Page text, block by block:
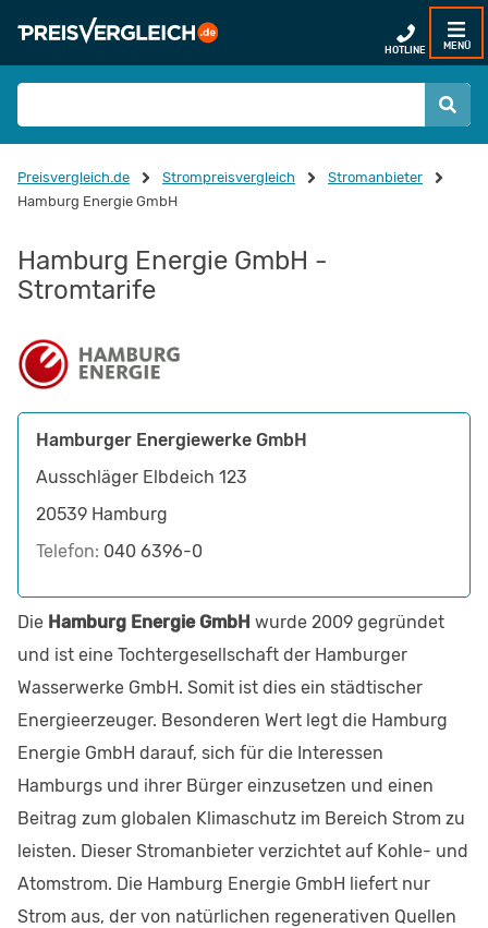
HOTLINE MENÜ
Preisvergleich.de Strompreisvergleich
Stromanbieter
Hamburg Energie GmbH
Hamburg Energie GmbH -
Stromtarife
Hamburger Energiewerke GmbH
Ausschläger Elbdeich 123
20539 Hamburg
Telefon: 040 6396-0
Die Hamburg Energie GmbH wurde 2009 gegründet
und ist eine Tochtergesellschaft der Hamburger
Wasserwerke GmbH. Somit ist dies ein städtischer
Energieerzeuger. Besonderen Wert legt die Hamburg
Energie GmbH darauf, sich für die Interessen
Hamburgs und ihrer Bürger einzusetzen und einen
Beitrag zum globalen Klimaschutz im Bereich Strom zu
leisten. Dieser Stromanbieter verzichtet auf Kohle- und
Atomstrom. Die Hamburg Energie GmbH liefert nur
Strom aus, der von natürlichen regenerativen Quellen